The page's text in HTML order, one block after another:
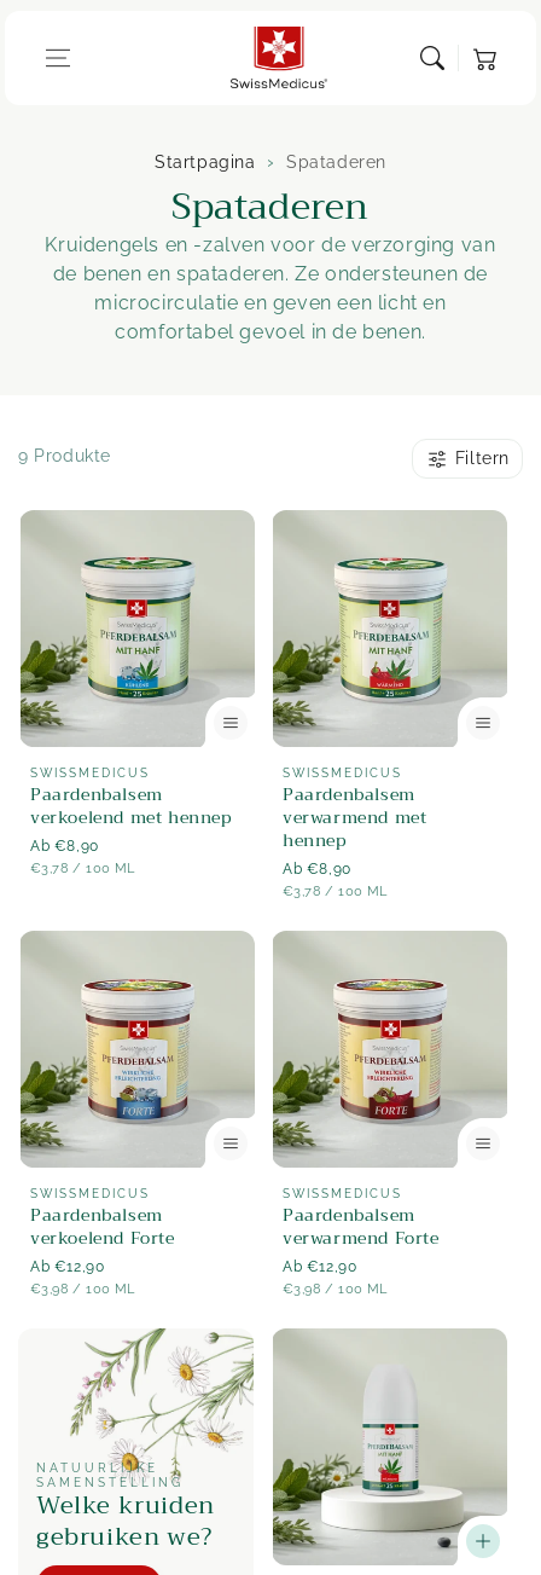
Startpagina Spataderen
C
o
l
l
e
:
Spataderen
Kruidengels en -zalven voor de verzorging van
de benen en spataderen. Ze ondersteunen de
microcirculatie en geven een licht en
comfortabel gevoel in de benen.
Filtern
9 Produkte
Aanbieder:
SWISSMEDICUS
Paardenbalsem
verkoelend met hennep
Normaler
Preis
Ab €8,90
STÜCK
€3,78 / PER
100 ML
Aanbieder:
SWISSMEDICUS
Paardenbalsem
verwarmend met
hennep
Normaler
Preis
Ab €8,90
STÜCK
€3,78 / PER
100 ML
Aanbieder:
SWISSMEDICUS
Paardenbalsem
verkoelend Forte
Normaler
Preis
Ab €12,90
STÜCK
€3,98 / PER
100 ML
Aanbieder:
SWISSMEDICUS
Paardenbalsem
verwarmend Forte
Normaler
Preis
Ab €12,90
STÜCK
€3,98 / PER
100 ML
NATUURLIJKE
SAMENSTELLING
Welke kruiden
gebruiken we?